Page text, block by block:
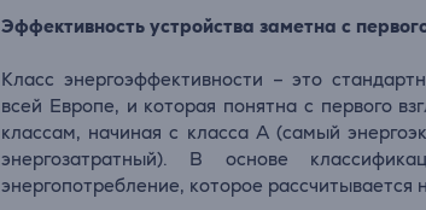
Эффективность устройства заметна с
Класс энергоэффективности – это
всей Европе, и которая понятна с первого
классам, начиная с класса А (самый
энергозатратный). В основе
энергопотребление, которое